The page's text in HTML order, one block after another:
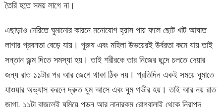
তৈরি হতে সময় লাগে না।
এছাড়াও দেরিতে ঘুমানোর কারনে মনোযোগ হ্রাস পায় ফলে ছোট খাট আঘাত
লাগার প্রবনতা বেড়ে যায়। পুরুষ এবং মহিলা উভয়েরই উর্বরতা কমে যায় তাই
সন্তান জন্ম দিতে সমস্যা হয়। তাই শরীরকে তার নিজের ছন্দে চলতে দেয়ার
জন্য রাত ১১টার পর আর জেগে থাকা ঠিক নয়। প্রতিদিন একই সময়ে ঘুমাতে
যাওয়ার অভ্যাস করলে দ্রুত ঘুম আসে এবং ঘুম গভীর হয়। তাই আর নয় রাত
জাগা, ১১টা বাজলেই ঘুমিয়ে পড়ুন আর নানারকম রোগবালাই থেকে নিরাপদ